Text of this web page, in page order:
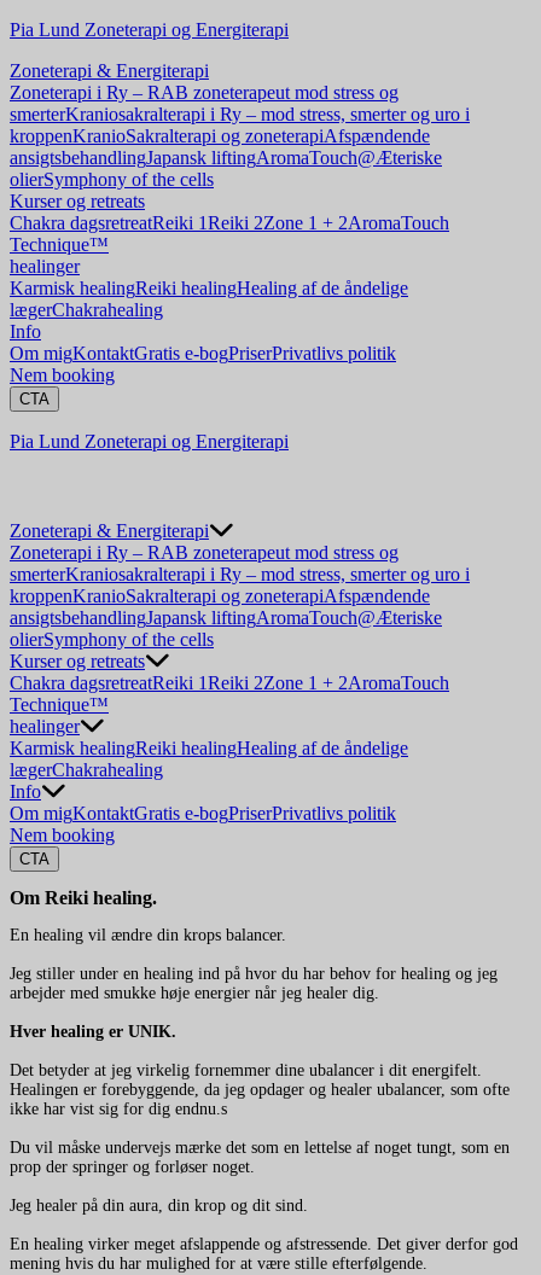
Pia Lund Zoneterapi og Energiterapi
Zoneterapi & Energiterapi
Zoneterapi i Ry – RAB zoneterapeut mod stress og
smerterKraniosakralterapi i Ry – mod stress, smerter og uro i
kroppenKranioSakralterapi og zoneterapiAfspændende
ansigtsbehandlingJapansk liftingAromaTouch@Æteriske
olierSymphony of the cells
Kurser og retreats
Chakra dagsretreatReiki 1Reiki 2Zone 1 + 2AromaTouch
Technique™
healinger
Karmisk healingReiki healingHealing af de åndelige
lægerChakrahealing
Info
Om migKontaktGratis e-bogPriserPrivatlivs politik
Nem booking
CTA
Pia Lund Zoneterapi og Energiterapi
Zoneterapi & Energiterapi
Zoneterapi i Ry – RAB zoneterapeut mod stress og
smerterKraniosakralterapi i Ry – mod stress, smerter og uro i
kroppenKranioSakralterapi og zoneterapiAfspændende
ansigtsbehandlingJapansk liftingAromaTouch@Æteriske
olierSymphony of the cells
Kurser og retreats
Chakra dagsretreatReiki 1Reiki 2Zone 1 + 2AromaTouch
Technique™
healinger
Karmisk healingReiki healingHealing af de åndelige
lægerChakrahealing
Info
Om migKontaktGratis e-bogPriserPrivatlivs politik
Nem booking
CTA
Om Reiki healing.
En healing vil ændre din krops balancer.
Jeg stiller under en healing ind på hvor du har behov for healing og jeg
arbejder med smukke høje energier når jeg healer dig.
Hver healing er UNIK.
Det betyder at jeg virkelig fornemmer dine ubalancer i dit energifelt.
Healingen er forebyggende, da jeg opdager og healer ubalancer, som ofte
ikke har vist sig for dig endnu.s
Du vil måske undervejs mærke det som en lettelse af noget tungt, som en
prop der springer og forløser noget.
Jeg healer på din aura, din krop og dit sind.
En healing virker meget afslappende og afstressende. Det giver derfor god
mening hvis du har mulighed for at være stille efterfølgende.